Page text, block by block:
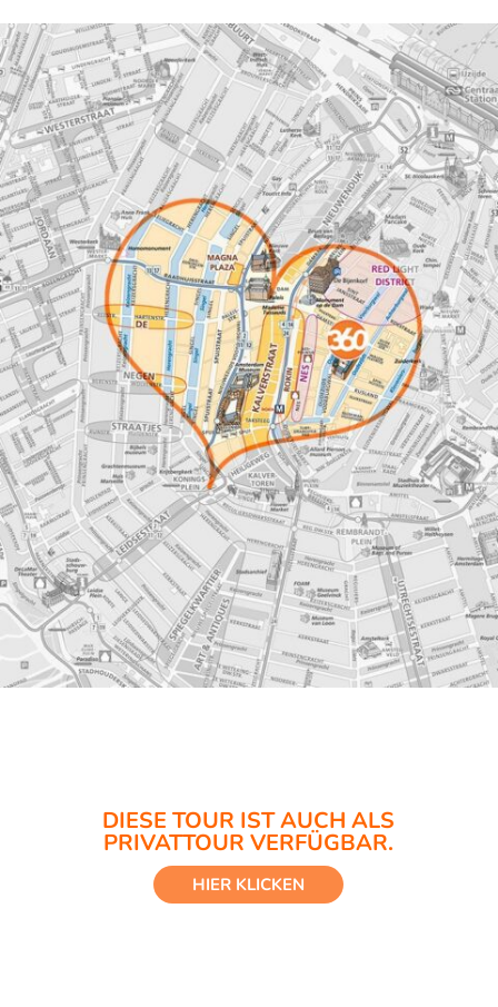
DIESE TOUR IST AUCH ALS
PRIVATTOUR VERFÜGBAR.
HIER KLICKEN